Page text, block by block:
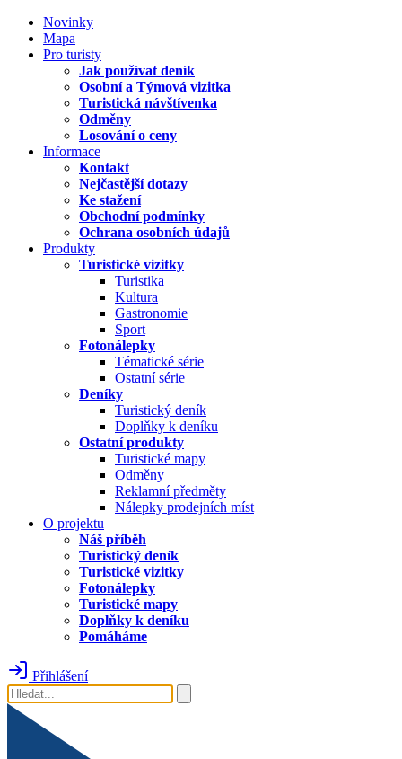
Novinky
Mapa
Pro turisty
Jak používat deník
Osobní a Týmová vizitka
Turistická návštívenka
Odměny
Losování o ceny
Informace
Kontakt
Nejčastější dotazy
Ke stažení
Obchodní podmínky
Ochrana osobních údajů
Produkty
Turistické vizitky
Turistika
Kultura
Gastronomie
Sport
Fotonálepky
Tématické série
Ostatní série
Deníky
Turistický deník
Doplňky k deníku
Ostatní produkty
Turistické mapy
Odměny
Reklamní předměty
Nálepky prodejních míst
O projektu
Náš příběh
Turistický deník
Turistické vizitky
Fotonálepky
Turistické mapy
Doplňky k deníku
Pomáháme
Přihlášení